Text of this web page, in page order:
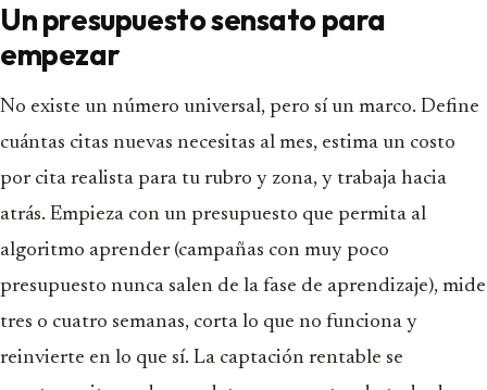
Un presupuesto sensato para
empezar
No existe un número universal, pero sí un marco. Define
cuántas citas nuevas necesitas al mes, estima un costo
por cita realista para tu rubro y zona, y trabaja hacia
atrás. Empieza con un presupuesto que permita al
algoritmo aprender (campañas con muy poco
presupuesto nunca salen de la fase de aprendizaje), mide
tres o cuatro semanas, corta lo que no funciona y
reinvierte en lo que sí. La captación rentable se